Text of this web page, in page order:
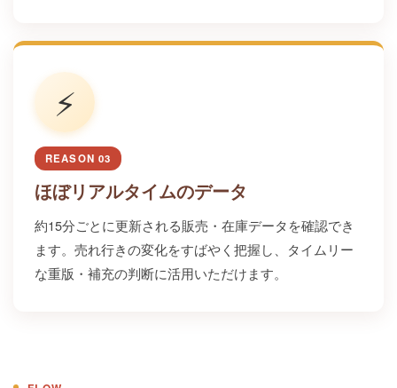
⚡
REASON 03
ほぼリアルタイムのデータ
約15分ごとに更新される販売・在庫データを確認でき
ます。売れ行きの変化をすばやく把握し、タイムリー
な重版・補充の判断に活用いただけます。